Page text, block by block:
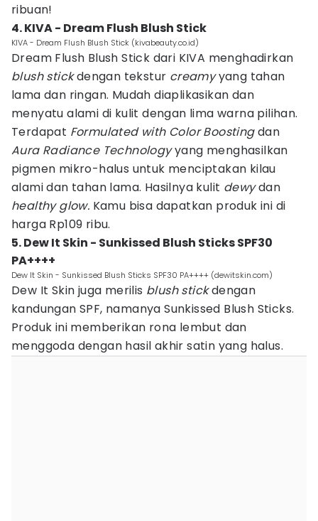
ribuan!
4. KIVA - Dream Flush Blush Stick
KIVA - Dream Flush Blush Stick (kivabeauty.co.id)
Dream Flush Blush Stick dari KIVA menghadirkan
blush stickdengan tekstur creamyyang tahan
lama dan ringan. Mudah diaplikasikan dan
menyatu alami di kulit dengan lima warna pilihan.
Terdapat Formulated with Color Boostingdan
Aura Radiance Technologyyang menghasilkan
pigmen mikro-halus untuk menciptakan kilau
alami dan tahan lama. Hasilnya kulit dewydan
healthy glow. Kamu bisa dapatkan produk ini di
harga Rp109 ribu.
5. Dew It Skin - Sunkissed Blush Sticks SPF30
PA++++
Dew It Skin - Sunkissed Blush Sticks SPF30 PA++++ (dewitskin.com)
Dew It Skin juga merilis blush stickdengan
kandungan SPF, namanya Sunkissed Blush Sticks.
Produk ini memberikan rona lembut dan
menggoda dengan hasil akhir satin yang halus.